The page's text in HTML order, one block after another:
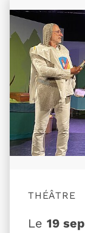
THÉÂTRE
Le 19
Plus